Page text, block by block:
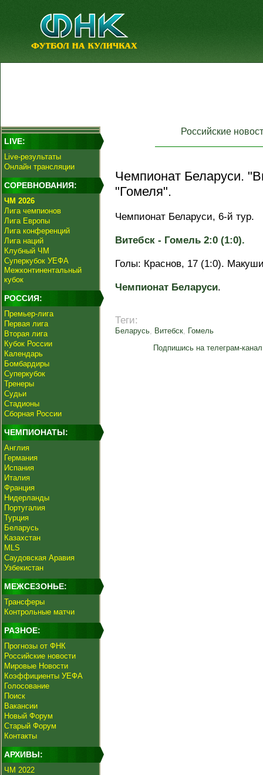
LIVE:
Live-результаты
Онлайн трансляции
СОРЕВНОВАНИЯ:
ЧМ 2026
Лига чемпионов
Лига Европы
Лига конференций
Лига наций
Клубный ЧМ
Суперкубок УЕФА
Межконтинентальный
кубок
РОССИЯ:
Премьер-лига
Первая лига
Вторая лига
Кубок России
Календарь
Бомбардиры
Суперкубок
Тренеры
Судьи
Стадионы
Сборная России
ЧЕМПИОНАТЫ:
Англия
Германия
Испания
Италия
Франция
Нидерланды
Португалия
Турция
Беларусь
Казахстан
MLS
Саудовская Аравия
Узбекистан
МЕЖСЕЗОНЬЕ:
Трансферы
Контрольные матчи
РАЗНОЕ:
Прогнозы от ФНК
Российские новости
Мировые Новости
Коэффициенты УЕФА
Голосование
Поиск
Вакансии
Новый Форум
Старый Форум
Контакты
АРХИВЫ:
ЧМ 2022
Российские
Чемпионат Беларуси.
"Гомеля".
Чемпионат Беларуси, 6-й тур.
Витебск - Гомель 2:0 (1:0).
Голы: Краснов, 17 (1:0).
Чемпионат Беларуси.
Теги:
Беларусь, Витебск, Гомель
Подпишись на телеграм-